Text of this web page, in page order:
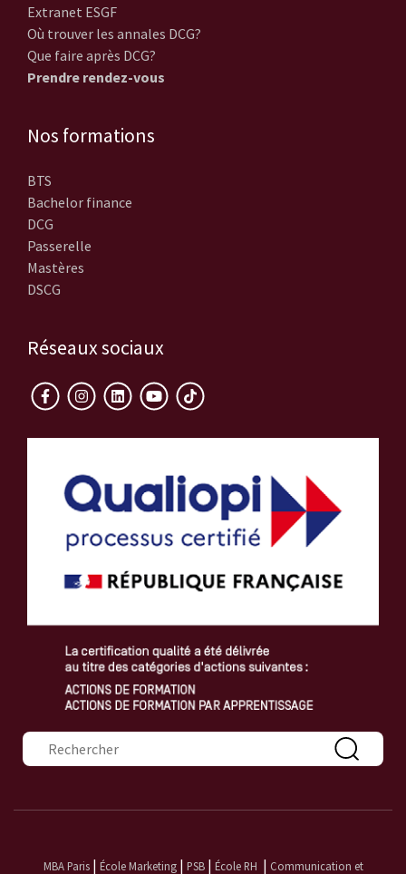
Extranet ESGF
Où trouver les annales DCG?
Que faire après DCG?
Prendre rendez-vous
Nos formations
BTS
Bachelor finance
DCG
Passerelle
Mastères
DSCG
Réseaux sociaux
Formulaire de recherche
MBA Paris| École Marketing| PSB| École RH | Communication et